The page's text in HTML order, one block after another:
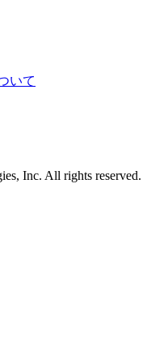
いて
Inc. All rights reserved.